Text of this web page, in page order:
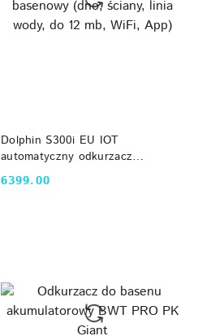
Dolphin S300i EU IOT
automatyczny odkurzacz
basenowy (dno, ściany, linia wody,
do 12 mb, WiFi, App)
Cena:
6399.00
DO KOSZYKA